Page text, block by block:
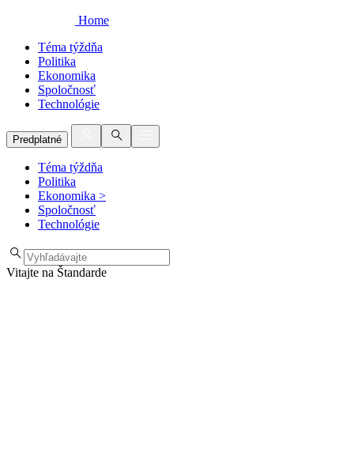
Home
Téma týždňa
Politika
Ekonomika
Spoločnosť
Technológie
Predplatné
Téma týždňa
Politika
Ekonomika >
Spoločnosť
Technológie
Vitajte na Štandarde